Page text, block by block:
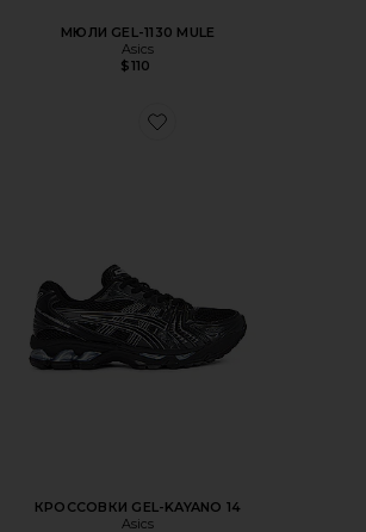
МЮЛИ GEL-1130 MULE
Asics
$110
Favorite КРОССОВКИ GEL-
КРОССОВКИ GEL-KAYANO 14
Asics